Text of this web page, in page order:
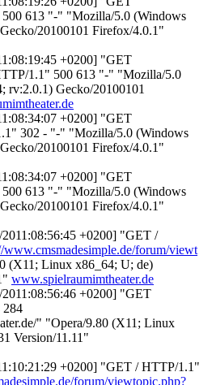
613 "-" "Mozilla/5.0 (Windows
20100101 Firefox/4.0.1"
+0200] "GET
1.1" 500 613 "-" "Mozilla/5.0
Gecko/20100101
+0200] "GET
302 - "-" "Mozilla/5.0 (Windows
20100101 Firefox/4.0.1"
+0200] "GET
613 "-" "Mozilla/5.0 (Windows
20100101 Firefox/4.0.1"
+0200] "GET /
www.cmsmadesimple.de/forum/viewt
(X11; Linux x86_64; U; de)
www.spielraumimtheater.de
+0200] "GET
284
" "Opera/9.80 (X11; Linux
Version/11.11"
+0200] "GET / HTTP/1.1"
forum/viewtopic.php?